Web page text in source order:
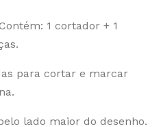
1 cortador + 1
para cortar e marcar
lado maior do desenho.